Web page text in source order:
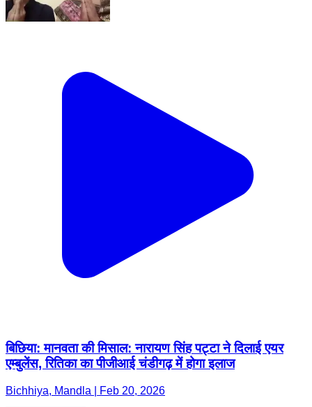
बिछिया: मानवता की मिसाल: नारायण सिंह पट्टा ने दिलाई एयर
एम्बुलेंस, रितिका का पीजीआई चंडीगढ़ में होगा इलाज
Bichhiya, Mandla | Feb 20, 2026